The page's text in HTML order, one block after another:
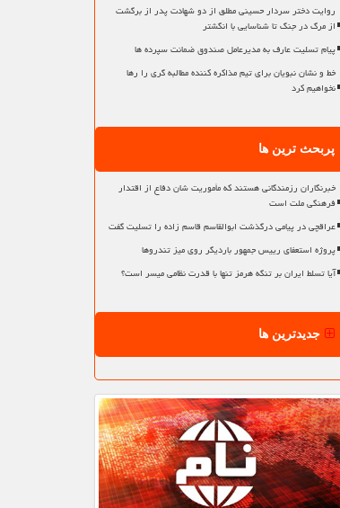
روایت دختر سردار حسینی مطلق از دو شهادت پدر از برگشت
از مرگ در جنگ تا شناسایی با انگشتر
پیام تسلیت عارف به مدیرعامل صندوق ضمانت سپرده ها
خط و نشان نبویان برای تیم مذاکره کننده مطالبه گری را رها
نخواهیم کرد
پربحث ترین ها
خبرنگاران رزمندگانی هستند که مأموریت شان دفاع از اقتدار
فرهنگی ملت است
عراقچی در پیامی درگذشت ابوالقاسم قاسم زاده را تسلیت گفت
پروژه استعفای رییس جمهور باردیگر روی میز تندروها
آیا تسلط ایران بر تنگه هرمز تنها با قدرت نظامی میسر است؟
جدیدترین ها